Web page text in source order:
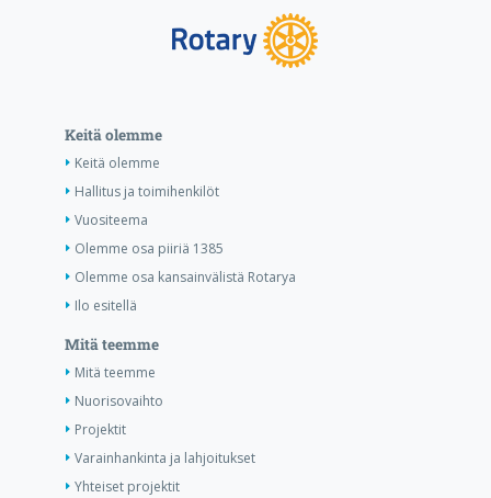
Keitä olemme
Keitä olemme
Hallitus ja toimihenkilöt
Vuositeema
Olemme osa piiriä 1385
Olemme osa kansainvälistä Rotarya
Ilo esitellä
Mitä teemme
Mitä teemme
Nuorisovaihto
Projektit
Varainhankinta ja lahjoitukset
Yhteiset projektit